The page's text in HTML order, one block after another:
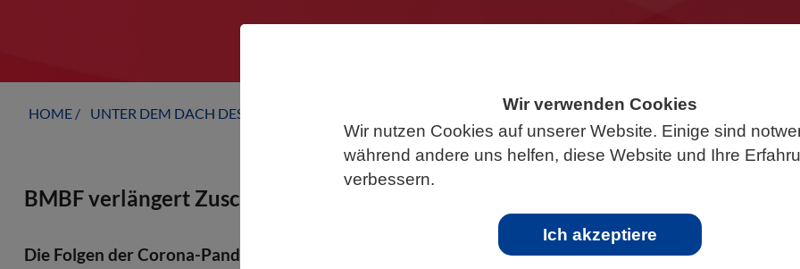
Wir verwenden Cookies
Wir nutzen Cookies auf unserer Website. Einige sind
während andere uns helfen, diese Website und Ihre
verbessern.
Ich akzeptiere
HOME UNTER DEM DACH DES VBIO NIEDERSACHSEN NEWS AUS NIEDERSACHSEN
BMBF verlängert Zuschuss für Studierende in Notlagen
Die Folgen der Corona-Pandemie sind auch im studentischen Alltag deutlich zu spüren. Besonders trifft